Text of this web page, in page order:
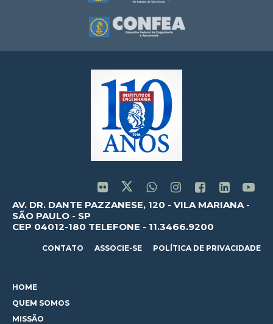
AV. DR. DANTE PAZZANESE, 120 - VILA MARIANA -
SÃO PAULO - SP
CEP 04012-180 TELEFONE - 11.3466.9200
CONTATO ASSOCIE-SE POLÍTICA DE PRIVACIDADE
HOME
QUEM SOMOS
MISSÃO